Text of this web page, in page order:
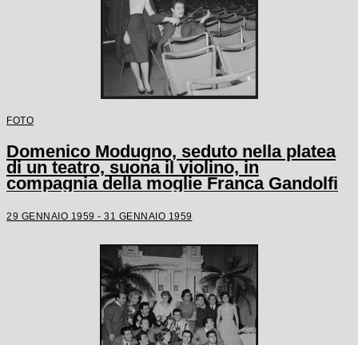
FOTO
Domenico Modugno, seduto nella platea
di un teatro, suona il violino, in
compagnia della moglie Franca Gandolfi
29 GENNAIO 1959 - 31 GENNAIO 1959